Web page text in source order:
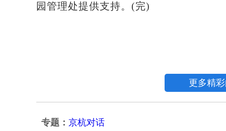
园管理处提供支持。(完)
更多精
专题： 京杭对话